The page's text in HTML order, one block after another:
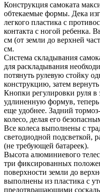
Конструкция самоката
обтекаемые формы. Дека
легкого пластика с
контакта с ногой ребенка.
см (от земли до верхней
см.
Система складывания
для раскладывания
потянуть рулевую стойку
конструкцию, затем
Кнопки регулировки руля
удлиненную формув, теперь
еще удобнее. Задний
колесо, делая его
Все колеса выполнены с
светодиодной подсветкой,
(не требующей батареек).
Высота алюминиевого
три фиксированных
поверхности земли до
выполнены из пластика с
предотвращающими